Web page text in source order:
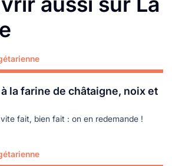
la farine de châtaigne, noix et
fait, bien fait : on en redemande !